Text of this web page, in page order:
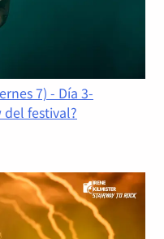
7) - Día 3-
del festival?